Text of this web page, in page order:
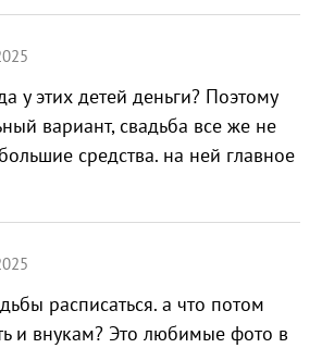
у этих детей деньги? Поэтому
вариант, свадьба все же не
средства. на ней главное
расписаться. а что потом
и внукам? Это любимые фото в